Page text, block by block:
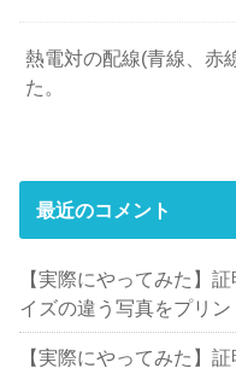
熱電対の配線(青線、赤
た。
最近のコメント
【実際にやってみた】
イズの違う写真をプリン
【実際にやってみた】